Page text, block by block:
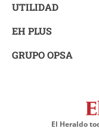
UTILIDAD
EH PLUS
GRUPO OPSA
El Heraldo